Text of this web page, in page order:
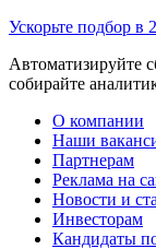
Ускорьте подбор в
Автоматизируйте
собирайте
О компании
Наши
Партнерам
Реклама на
Новости и
Инвесторам
Кандидаты